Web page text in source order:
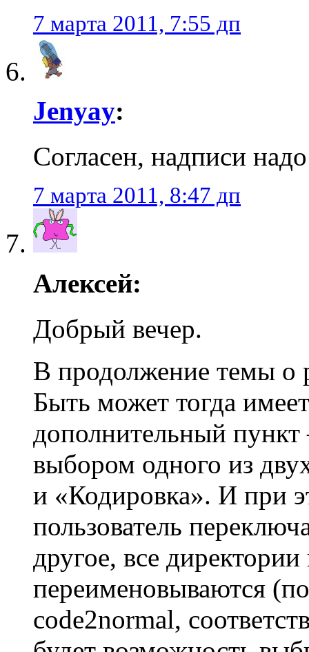
7 марта 2011, 7:55 дп
Jenyay:
Согласен, надписи
7 марта 2011, 8:47 дп
Алексей:
Добрый вечер.
В продолжение темы о
Быть может тогда
дополнительный
выбором одного из
и «Кодировка». И при
пользователь
другое, все
переименовываются
code2normal,